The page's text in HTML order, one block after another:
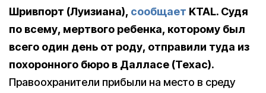
Шривпорт (Луизиана), сообщает KTAL. Судя
по всему, мертвого ребенка, которому был
всего один день от роду, отправили туда из
похоронного бюро в Далласе (Техас).
Правоохранители прибыли на место в среду